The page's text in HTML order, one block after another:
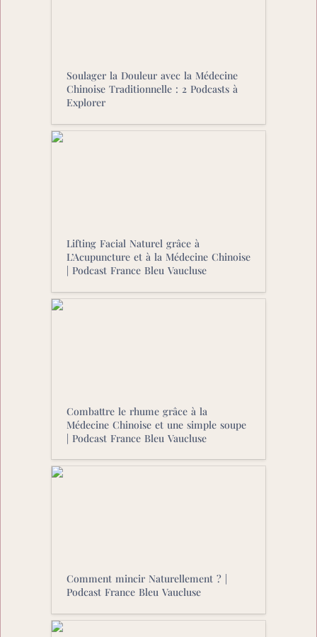
Soulager la Douleur avec la Médecine
Chinoise Traditionnelle : 2 Podcasts à
Explorer
Lifting Facial Naturel grâce à
Lifting Facial Naturel grâce à
L’Acupuncture et à la Médecine Chinoise
| Podcast France Bleu Vaucluse
Combattre le rhume grâce à la
Combattre le rhume grâce à la
Médecine Chinoise et une simple soupe
| Podcast France Bleu Vaucluse
Comment mincir Naturellement ? |
Comment mincir Naturellement ? |
Podcast France Bleu Vaucluse
Le danger du cholestérol : mythe ou